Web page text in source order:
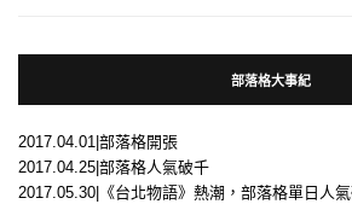
部落格大事紀
2017.04.01|部落格開張
2017.04.25|部落格人氣破千
2017.05.30|《台北物語》熱潮，部落格單日人